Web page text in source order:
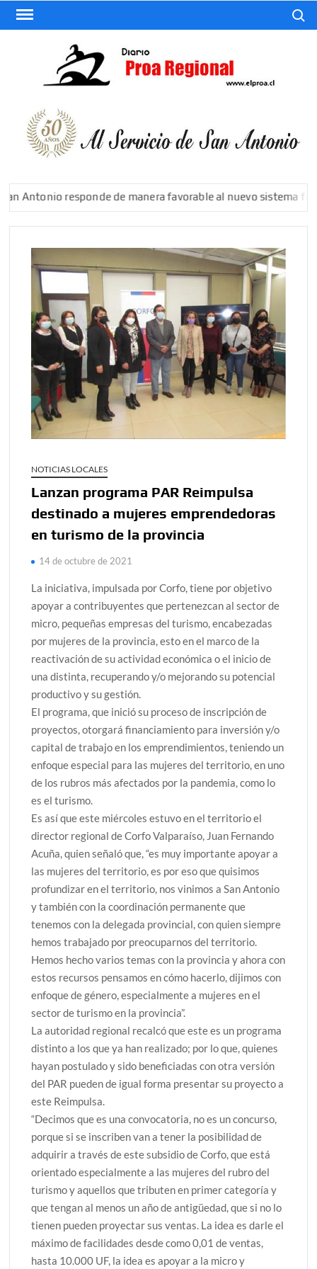
Saltar
responde de manera favorable al nuevo sistema frontal
NOTICIAS LOCALES
Lanzan programa PAR Reimpulsa
destinado a mujeres emprendedoras
en turismo de la provincia
14 de octubre de 2021
La iniciativa, impulsada por Corfo, tiene por objetivo
apoyar a contribuyentes que pertenezcan al sector de
micro, pequeñas empresas del turismo, encabezadas
por mujeres de la provincia, esto en el marco de la
reactivación de su actividad económica o el inicio de
una distinta, recuperando y/o mejorando su potencial
productivo y su gestión.
El programa, que inició su proceso de inscripción de
proyectos, otorgará financiamiento para inversión y/o
capital de trabajo en los emprendimientos, teniendo un
enfoque especial para las mujeres del territorio, en uno
de los rubros más afectados por la pandemia, como lo
es el turismo.
Es así que este miércoles estuvo en el territorio el
director regional de Corfo Valparaíso, Juan Fernando
Acuña, quien señaló que, “es muy importante apoyar a
las mujeres del territorio, es por eso que quisimos
profundizar en el territorio, nos vinimos a San Antonio
y también con la coordinación permanente que
tenemos con la delegada provincial, con quien siempre
hemos trabajado por preocuparnos del territorio.
Hemos hecho varios temas con la provincia y ahora con
estos recursos pensamos en cómo hacerlo, dijimos con
enfoque de género, especialmente a mujeres en el
sector de turismo en la provincia”.
La autoridad regional recalcó que este es un programa
distinto a los que ya han realizado; por lo que, quienes
hayan postulado y sido beneficiadas con otra versión
del PAR pueden de igual forma presentar su proyecto a
este Reimpulsa.
“Decimos que es una convocatoria, no es un concurso,
porque si se inscriben van a tener la posibilidad de
adquirir a través de este subsidio de Corfo, que está
orientado especialmente a las mujeres del rubro del
turismo y aquellos que tributen en primer categoría y
que tengan al menos un año de antigüedad, que si no lo
tienen pueden proyectar sus ventas. La idea es darle el
máximo de facilidades desde como 0,01 de ventas,
hasta 10.000 UF, la idea es apoyar a la micro y